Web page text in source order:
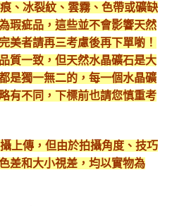
、冰裂紋、雲霧、色帶或礦缺
瑕疵品，這些並不會影響天然
美者請再三考慮後再下單喲！
質一致，但天然水晶礦石是大
是獨一無二的，每一個水晶礦
有不同，下標前也請您慎重考
上傳，但由於拍攝角度、技巧
差和大小視差，均以實物為